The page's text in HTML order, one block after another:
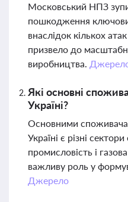
Московський НПЗ
пошкодження
внаслідок кількох
призвело до
виробництва.
Які основні
Україні?
Основними
Україні є різні
промисловість і
важливу роль у
Джерело